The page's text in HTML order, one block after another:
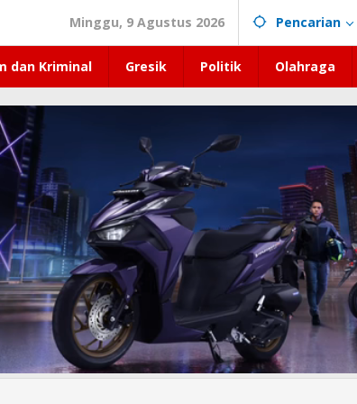
Minggu, 9 Agustus 2026 Pencarian
dan Kriminal Gresik Politik Olahraga